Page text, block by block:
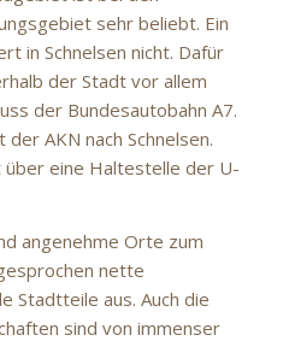
sehr beliebt. Ein
in Schnelsen nicht. Dafür
der Stadt vor allem
der Bundesautobahn A7.
AKN nach Schnelsen.
eine Haltestelle der U-
angenehme Orte zum
nette
Stadtteile aus. Auch die
sind von immenser